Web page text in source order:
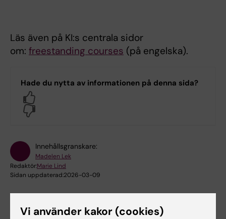
Läs även på KI:s centrala sidor
om: freestanding courses (på engelska).
Hade du nytta av informationen på denna sida?
Innehållsgranskare:
Madelen Lek
Redaktör:Marie Lind
Sidan uppdaterad:2026-03-09
DelaVi använder kakor (cookies)